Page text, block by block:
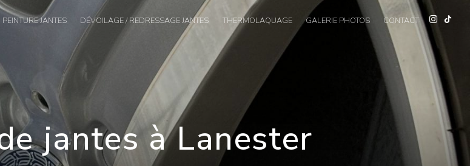
PEINTURE JANTES DÉVOILAGE / REDRESSAGE JANTES THERMOLAQUAGE GALERIE PHOTOS CONTACT
jantes à Lanester